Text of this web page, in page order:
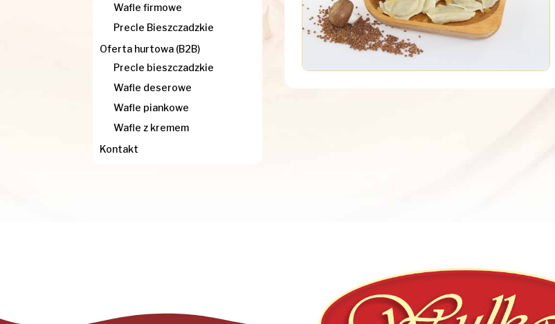
Wafle firmowe
Precle Bieszczadzkie
Oferta hurtowa (B2B)
Precle bieszczadzkie
Wafle deserowe
Wafle piankowe
Wafle z kremem
Kontakt